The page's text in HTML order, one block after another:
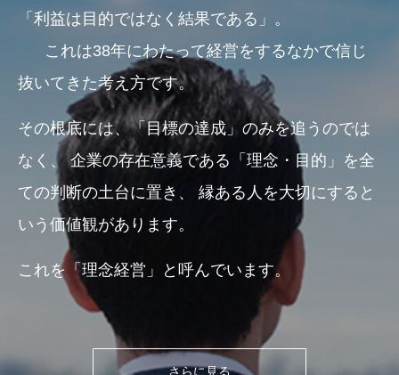
「利益は目的ではなく結果である」。
これは38年にわたって経営をするなかで信じ
抜いてきた考え方です。
その根底には、「目標の達成」のみを追うのでは
なく、企業の存在意義である「理念・目的」を全
ての判断の土台に置き、
縁ある人を大切にすると
いう価値観があります。
これを「理念経営」と呼んでいます。
さらに見る